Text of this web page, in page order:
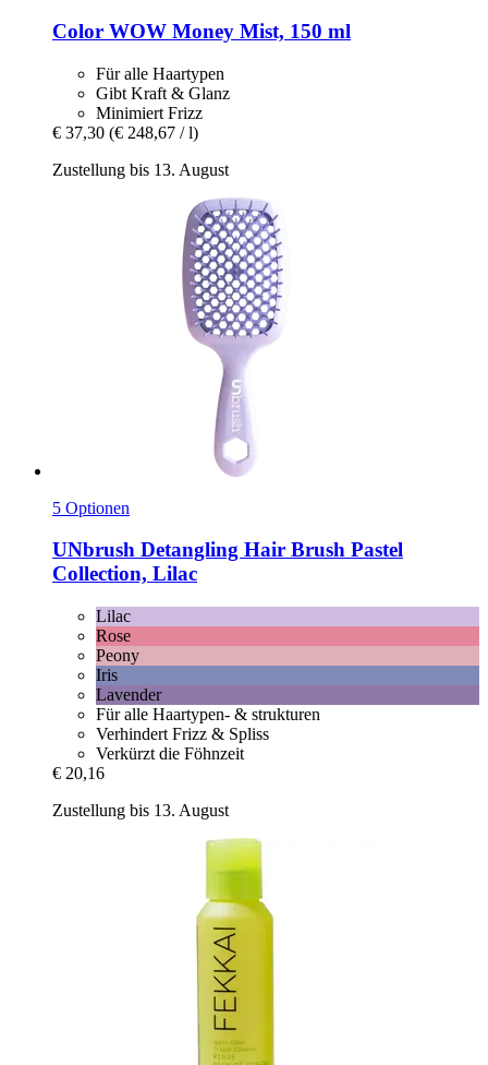
Color WOW Money Mist, 150 ml
Für alle Haartypen
Gibt Kraft & Glanz
Minimiert Frizz
€ 37,30 (€ 248,67 / l)
Zustellung bis 13. August
5 Optionen
UNbrush Detangling Hair Brush Pastel
Collection, Lilac
Lilac
Rose
Peony
Iris
Lavender
Für alle Haartypen- & strukturen
Verhindert Frizz & Spliss
Verkürzt die Föhnzeit
€ 20,16
Zustellung bis 13. August